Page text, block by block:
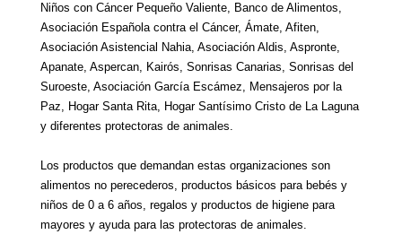
Niños con Cáncer Pequeño Valiente, Banco de Alimentos,
Asociación Española contra el Cáncer, Ámate, Afiten,
Asociación Asistencial Nahia, Asociación Aldis, Aspronte,
Apanate, Aspercan, Kairós, Sonrisas Canarias, Sonrisas del
Suroeste, Asociación García Escámez, Mensajeros por la
Paz, Hogar Santa Rita, Hogar Santísimo Cristo de La Laguna
y diferentes protectoras de animales.
Los productos que demandan estas organizaciones son
alimentos no perecederos, productos básicos para bebés y
niños de 0 a 6 años, regalos y productos de higiene para
mayores y ayuda para las protectoras de animales.